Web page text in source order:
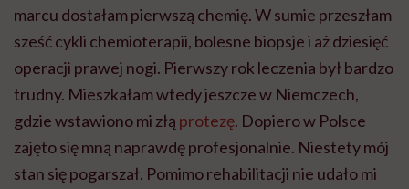
marcu dostałam pierwszą chemię. W sumie przeszłam
sześć cykli chemioterapii, bolesne biopsje i aż dziesięć
operacji prawej nogi. Pierwszy rok leczenia był bardzo
trudny. Mieszkałam wtedy jeszcze w Niemczech,
gdzie wstawiono mi złą protezę. Dopiero w Polsce
zajęto się mną naprawdę profesjonalnie. Niestety mój
stan się pogarszał. Pomimo rehabilitacji nie udało mi